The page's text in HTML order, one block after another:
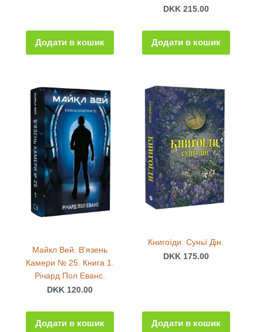
Додати в кошик
DKK 215.00
Додати в кошик
Майкл Вей. В'язень
Камери № 25. Книга 1.
Річард Пол Еванс.
DKK 120.00
Додати в кошик
Книгоїди. Суньї Дін.
DKK 175.00
Додати в кошик